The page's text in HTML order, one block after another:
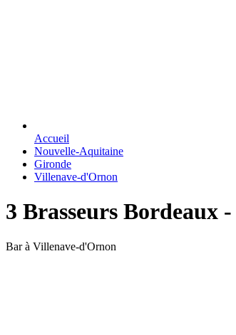
Accueil
Nouvelle-Aquitaine
Gironde
Villenave-d'Ornon
3 Brasseurs Bordeaux
Bar à Villenave-d'Ornon